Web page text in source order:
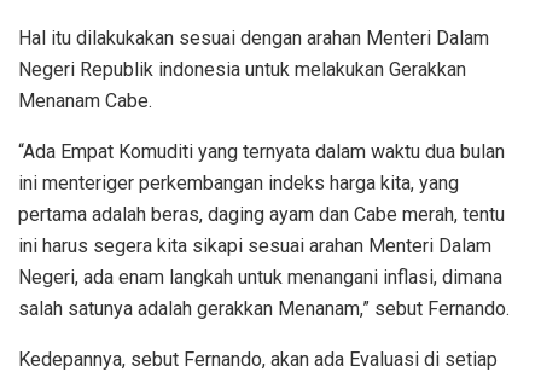
Hal itu dilakukakan sesuai dengan arahan Menteri Dalam
Negeri Republik indonesia untuk melakukan Gerakkan
Menanam Cabe.
“Ada Empat Komuditi yang ternyata dalam waktu dua bulan
ini menteriger perkembangan indeks harga kita, yang
pertama adalah beras, daging ayam dan Cabe merah, tentu
ini harus segera kita sikapi sesuai arahan Menteri Dalam
Negeri, ada enam langkah untuk menangani inflasi, dimana
salah satunya adalah gerakkan Menanam,” sebut Fernando.
Kedepannya, sebut Fernando, akan ada Evaluasi di setiap